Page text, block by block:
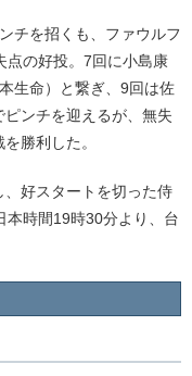
チを招くも、ファウルフ
点の好投。7回に小島康
生命）と繋ぎ、9回は佐
ンチを迎えるが、無失
勝利した。
好スタートを切った侍
本時間19時30分より、台